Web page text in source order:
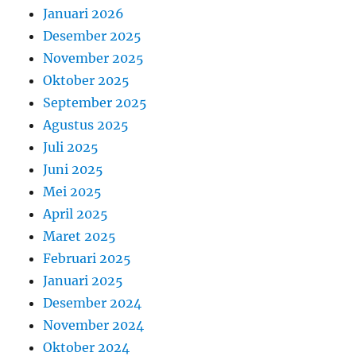
Januari 2026
Desember 2025
November 2025
Oktober 2025
September 2025
Agustus 2025
Juli 2025
Juni 2025
Mei 2025
April 2025
Maret 2025
Februari 2025
Januari 2025
Desember 2024
November 2024
Oktober 2024